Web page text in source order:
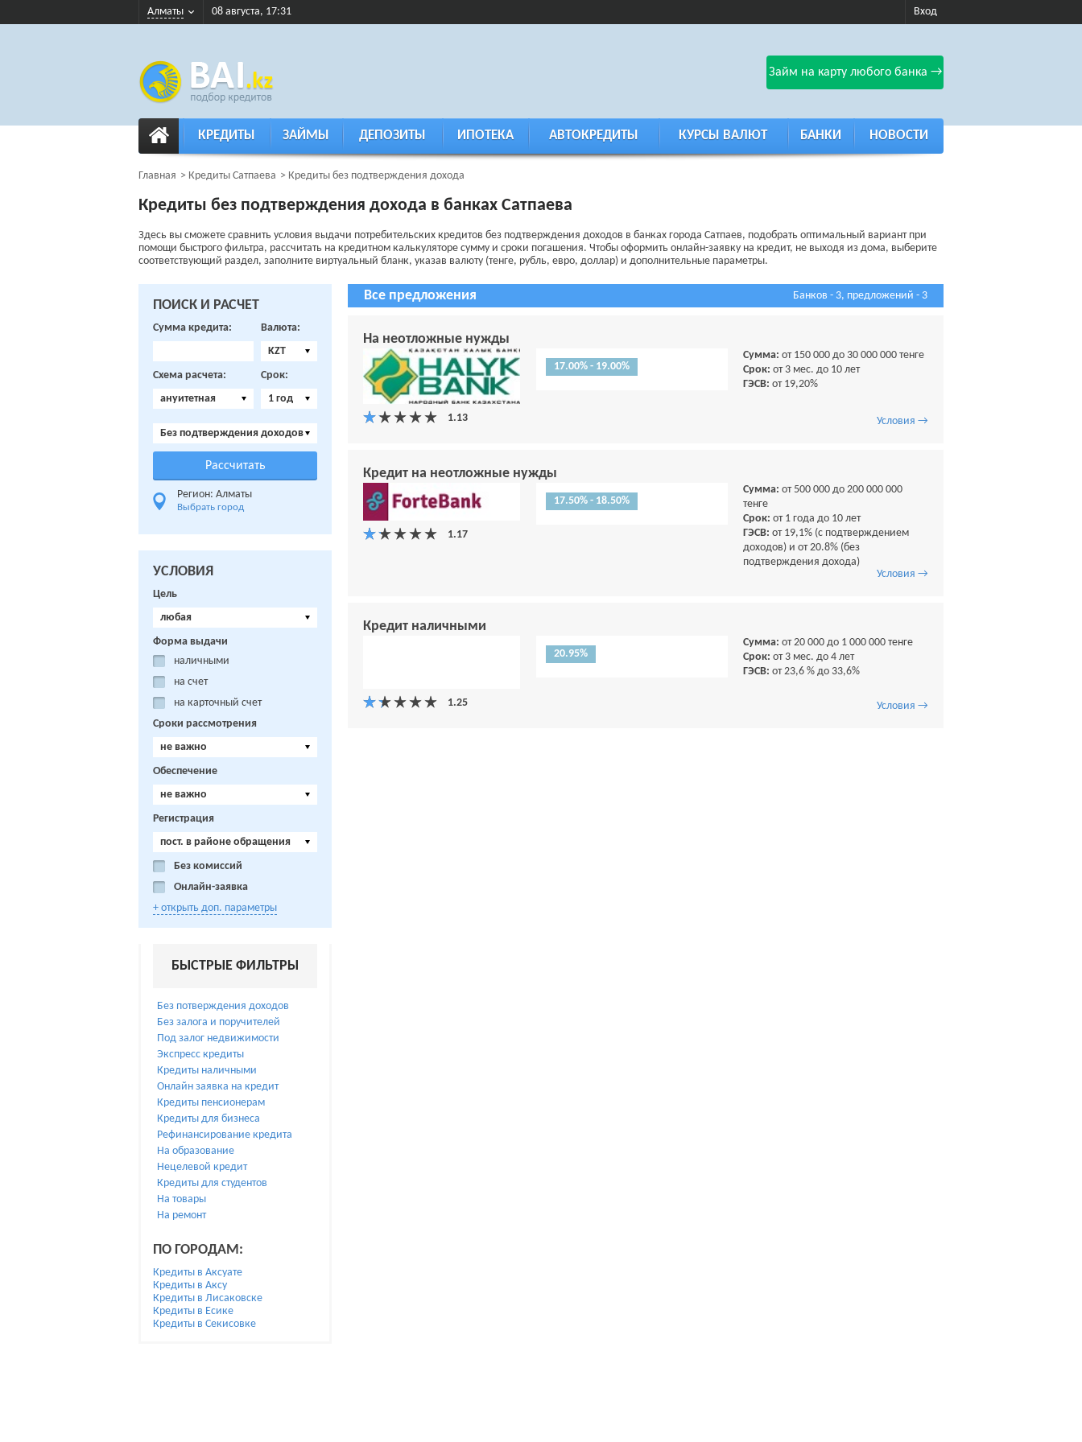
Алматы 08 августа, 17:31 Вход
Займ на карту любого банка →
КРЕДИТЫ ЗАЙМЫ ДЕПОЗИТЫ ИПОТЕКА АВТОКРЕДИТЫ КУРСЫ ВАЛЮТ БАНКИ НОВОСТИ
Главная Кредиты Сатпаева Кредиты без подтверждения дохода
Кредиты без подтверждения дохода в банках Сатпаева
Здесь вы сможете сравнить условия выдачи потребительских кредитов без подтверждения доходов в банках города Сатпаев, подобрать оптимальный вариант при
помощи быстрого фильтра, рассчитать на кредитном калькуляторе сумму и сроки погашения. Чтобы оформить онлайн-заявку на кредит, не выходя из дома, выберите
соответствующий раздел, заполните виртуальный бланк, указав валюту (тенге, рубль, евро, доллар) и дополнительные параметры.
Все предложения Банков - 3, предложений - 3
На неотложные нужды
17.00% - 19.00%
Сумма: от 150 000 до 30 000 000 тенге
Срок: от 3 мес. до 10 лет
ГЭСВ: от 19,20%
Условия →
Кредит на неотложные нужды
17.50% - 18.50%
Сумма: от 500 000 до 200 000 000
тенге
Срок: от 1 года до 10 лет
ГЭСВ: от 19,1% (с подтверждением
доходов) и от 20.8% (без
подтверждения дохода)
Условия →
Кредит наличными
20.95%
Сумма: от 20 000 до 1 000 000 тенге
Срок: от 3 мес. до 4 лет
ГЭСВ: от 23,6 % до 33,6%
Условия →
ПОИСК И РАСЧЕТ
Сумма кредита:
Валюта:
KZT
Схема расчета:
ануитетная
Срок:
1 год
Без подтверждения доходов
Регион: Алматы
Выбрать город
УСЛОВИЯ
Цель
любая
Форма выдачи
наличными
на счет
на карточный счет
Сроки рассмотрения
не важно
Обеспечение
не важно
Регистрация
пост. в районе обращения
Без комиссий
Онлайн-заявка
+ открыть доп. параметры
БЫСТРЫЕ ФИЛЬТРЫ
Без потверждения доходов
Без залога и поручителей
Под залог недвижимости
Экспресс кредиты
Кредиты наличными
Онлайн заявка на кредит
Кредиты пенсионерам
Кредиты для бизнеса
Рефинансирование кредита
На образование
Нецелевой кредит
Кредиты для студентов
На товары
На ремонт
ПО ГОРОДАМ:
Кредиты в Аксуате
Кредиты в Аксу
Кредиты в Лисаковске
Кредиты в Есике
Кредиты в Секисовке